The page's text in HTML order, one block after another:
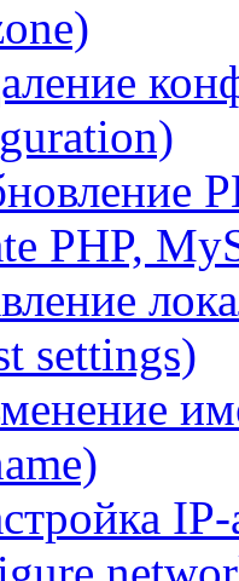
PHP,
settings)
IP-